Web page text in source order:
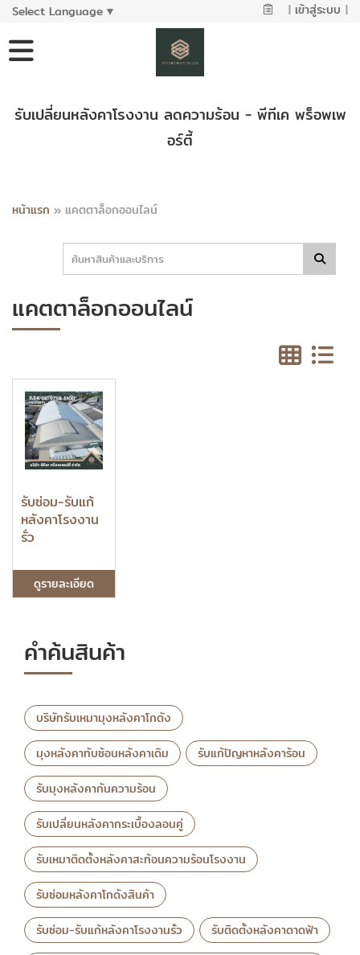
Select Language ▼ | เข้าสู่ระบบ |
รับเปลี่ยนหลังคาโรงงาน ลดความร้อน - พีทีเค พร็อพเพ
อร์ตี้
หน้าแรก » แคตตาล็อกออนไลน์
แคตตาล็อกออนไลน์
รับซ่อม-รับแก้
หลังคาโรงงาน
รั่ว
ดูรายละเอียด
คำค้นสินค้า
บริษัทรับเหมามุงหลังคาโกดัง
มุงหลังคาทับซ้อนหลังคาเดิม
รับแก้ปัญหาหลังคาร้อน
รับมุงหลังคากันความร้อน
รับเปลี่ยนหลังคากระเบื้องลอนคู่
รับเหมาติดตั้งหลังคาสะท้อนความร้อนโรงงาน
รับซ่อมหลังคาโกดังสินค้า
รับซ่อม-รับแก้หลังคาโรงงานรั่ว
รับติดตั้งหลังคาดาดฟ้า